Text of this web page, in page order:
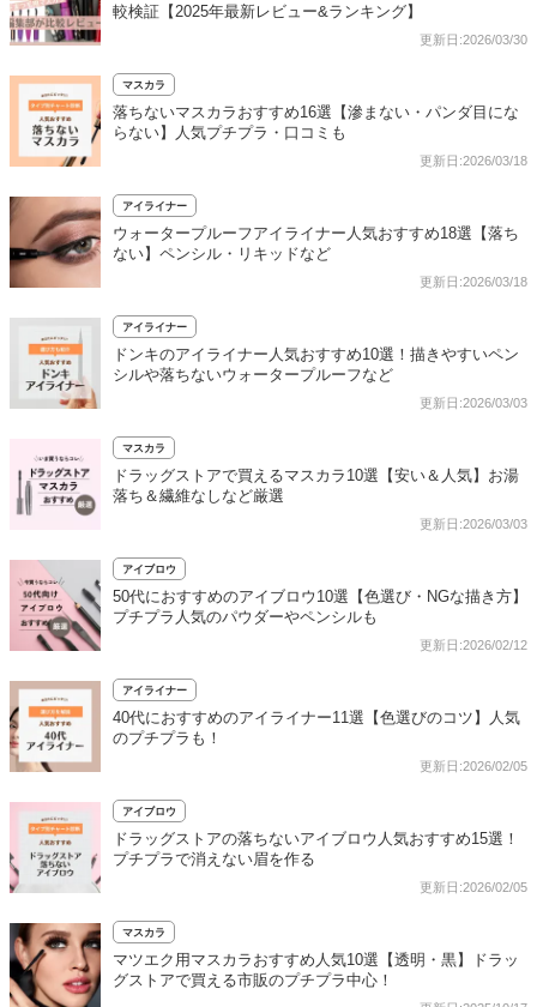
較検証【2025年最新レビュー&ランキング】
更新日:2026/03/30
マスカラ
落ちないマスカラおすすめ16選【滲まない・パンダ目にな
らない】人気プチプラ・口コミも
更新日:2026/03/18
アイライナー
ウォータープルーフアイライナー人気おすすめ18選【落ち
ない】ペンシル・リキッドなど
更新日:2026/03/18
アイライナー
ドンキのアイライナー人気おすすめ10選！描きやすいペン
シルや落ちないウォータープルーフなど
更新日:2026/03/03
マスカラ
ドラッグストアで買えるマスカラ10選【安い＆人気】お湯
落ち＆繊維なしなど厳選
更新日:2026/03/03
アイブロウ
50代におすすめのアイブロウ10選【色選び・NGな描き方】
プチプラ人気のパウダーやペンシルも
更新日:2026/02/12
アイライナー
40代におすすめのアイライナー11選【色選びのコツ】人気
のプチプラも！
更新日:2026/02/05
アイブロウ
ドラッグストアの落ちないアイブロウ人気おすすめ15選！
プチプラで消えない眉を作る
更新日:2026/02/05
マスカラ
マツエク用マスカラおすすめ人気10選【透明・黒】ドラッ
グストアで買える市販のプチプラ中心！